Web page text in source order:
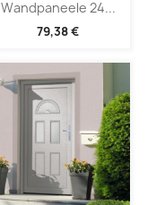
Wandpaneele 24...
79,38 €